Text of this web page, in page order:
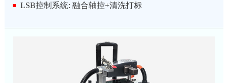
LSB控制系统: 融合轴控+清洗打标